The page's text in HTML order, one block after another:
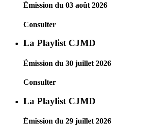
Émission du 03 août 2026
Consulter
La Playlist CJMD
Émission du 30 juillet 2026
Consulter
La Playlist CJMD
Émission du 29 juillet 2026